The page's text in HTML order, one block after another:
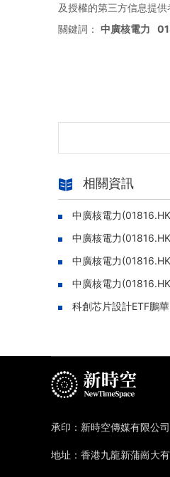
及授權的第三方信息提
關鍵詞： 中廣核電力
相關資訊
中廣核電力
中廣核電力
中廣核電力
中廣核電力
科創芯片設計ETF鵬
承印：新時空傳媒有限公司
地址：香港九龍新蒲崗大